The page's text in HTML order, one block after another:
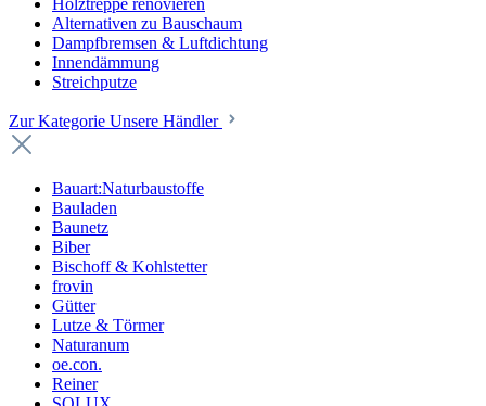
Holztreppe renovieren
Alternativen zu Bauschaum
Dampfbremsen & Luftdichtung
Innendämmung
Streichputze
Zur Kategorie Unsere Händler
Bauart:Naturbaustoffe
Bauladen
Baunetz
Biber
Bischoff & Kohlstetter
frovin
Gütter
Lutze & Törmer
Naturanum
oe.con.
Reiner